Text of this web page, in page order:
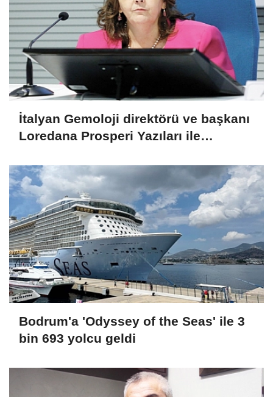
İtalyan Gemoloji direktörü ve başkanı
Loredana Prosperi Yazıları ile
Bodrum'a 'Odyssey of the Seas' ile 3
bin 693 yolcu geldi